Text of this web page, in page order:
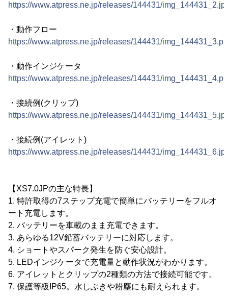
https://www.atpress.ne.jp/releases/144431/
・動作フロー
https://www.atpress.ne.jp/releases/144431/
・動作インジケータ
https://www.atpress.ne.jp/releases/144431/
・接続例(クリップ)
https://www.atpress.ne.jp/releases/144431/
・接続例(アイレット)
https://www.atpress.ne.jp/releases/144431/
【XS7.0JPの主な特長】
1. 特許取得の7ステップ充電で簡単にバッテリーをフルオ
ート充電します。
2. バッテリーを車載のまま充電できます。
3. あらゆる12V鉛蓄バッテリーに対応します。
4. ショートやスパーク発生を防ぐ安心設計。
5. LEDインジケータで充電量と動作状況がわかります。
6. アイレットとクリップの2種類の方法で接続可能です。
7. 保護等級IP65。水しぶきや粉塵にも耐えられます。